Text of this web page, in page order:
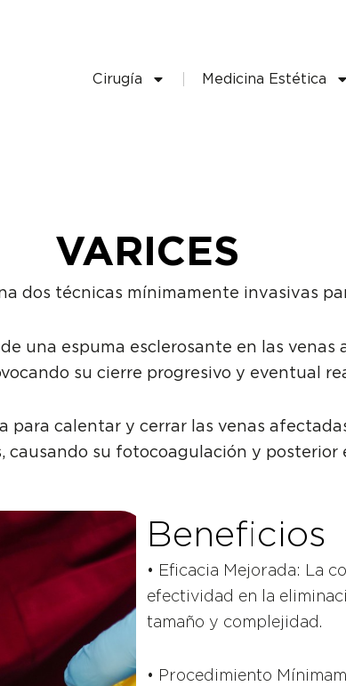
Cirugía Medicina Estética
VARICES
dos técnicas mínimamente invasivas
una espuma esclerosante en las
su cierre progresivo y eventual
para calentar y cerrar las venas
causando su fotocoagulación y
Beneficios
• Eficacia Mejorada: La
efectividad en la
tamaño y complejidad.
• Procedimiento